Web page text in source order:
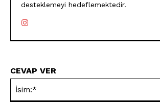
desteklemeyi hedeflemektedir.
CEVAP VER